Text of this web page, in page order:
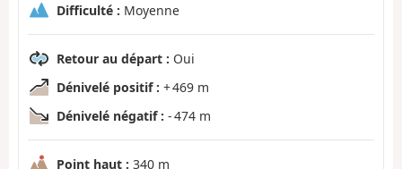
Difficulté : Moyenne
Retour au départ : Oui
Dénivelé positif : + 469 m
Dénivelé négatif : - 474 m
Point haut : 340 m